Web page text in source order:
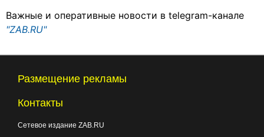
Важные и оперативные новости в telegram-канале
"ZAB.RU"
Размещение рекламы
Контакты
Сетевое издание ZAB.RU